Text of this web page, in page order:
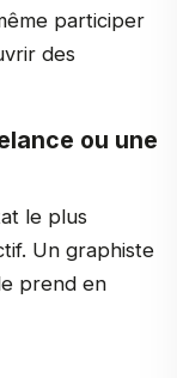
participer
des
ou une
le plus
Un graphiste
prend en